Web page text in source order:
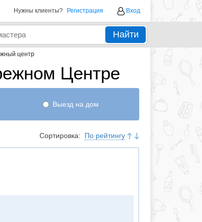
Нужны клиенты? Регистрация Вход
Найти
центр
Центре
Выезд на дом
Сортировка: По рейтингу